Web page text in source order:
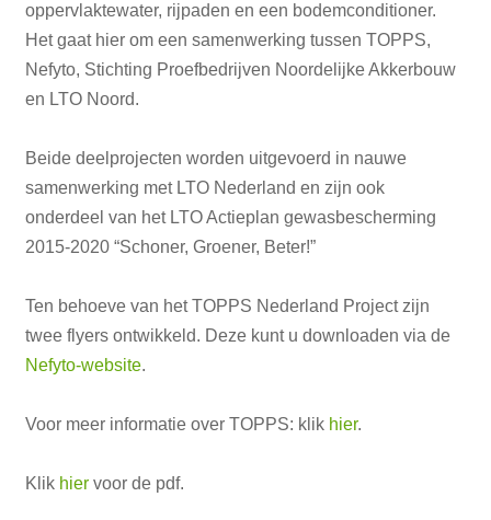
oppervlaktewater, rijpaden en een bodemconditioner.
Het gaat hier om een samenwerking tussen TOPPS,
Nefyto, Stichting Proefbedrijven Noordelijke Akkerbouw
en LTO Noord.
Beide deelprojecten worden uitgevoerd in nauwe
samenwerking met LTO Nederland en zijn ook
onderdeel van het LTO Actieplan gewasbescherming
2015-2020 “Schoner, Groener, Beter!”
Ten behoeve van het TOPPS Nederland Project zijn
twee flyers ontwikkeld. Deze kunt u downloaden via de
Nefyto-website.
Voor meer informatie over TOPPS: klik hier.
Klik hier voor de pdf.